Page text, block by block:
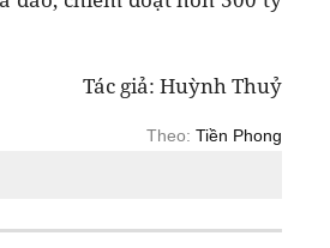
Tác giả: Huỳnh Thuỷ
Theo: Tiền Phong